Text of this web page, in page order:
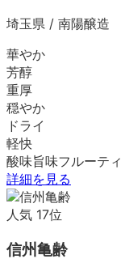
埼玉県 / 南陽醸造
華やか
芳醇
重厚
穏やか
ドライ
軽快
酸味旨味フルーティ
詳細を見る
人気 17位
信州亀齢